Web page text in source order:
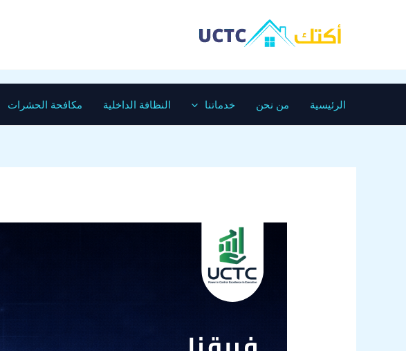
الرئيسية من نحن خدماتنا النظافة الداخلية مكافحة الحشرات